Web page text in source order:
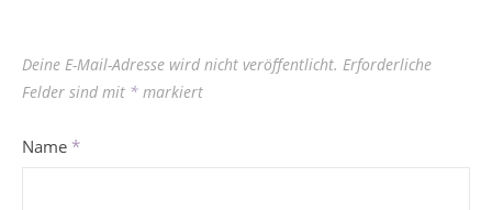
Deine E-Mail-Adresse wird nicht veröffentlicht. Erforderliche
Felder sind mit * markiert
Name *